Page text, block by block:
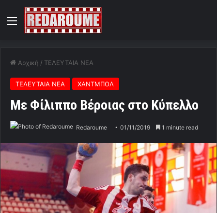
Menu
Αρχική / ΤΕΛΕΥΤΑΙΑ ΝΕΑ
ΤΕΛΕΥΤΑΙΑ ΝΕΑ ΧΑΝΤΜΠΟΛ
Με Φίλιππο Βέροιας στο Κύπελλο
Redaroume 01/11/2019 1 minute read